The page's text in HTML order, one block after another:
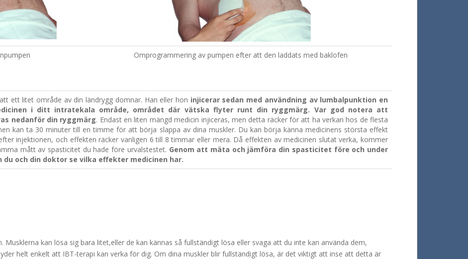
Omprogrammering av pumpen efter att den laddats med baklofen
ett litet område av din ländrygg domnar. Han eller hon injicerar sedan med användning av lumbalpunktion en
i ditt intratekala område, området där vätska flyter runt din ryggmärg. Var god notera att
nedanför din ryggmärg. Endast en liten mängd medicin injiceras, men detta räcker för att ha verkan hos de flesta
kan ta 30 minuter till en timme för att börja slappa av dina muskler. Du kan börja känna medicinens största effekt
injektionen, och effekten räcker vanligen 6 till 8 timmar eller mera. Då effekten av medicinen slutat verka, kommer
mått av spasticitet du hade före urvalstestet. Genom att mäta och jämföra din spasticitet före och under
och din doktor se vilka effekter medicinen har.
Musklerna kan lösa sig bara litet,eller de kan kännas så fullständigt lösa eller svaga att du inte kan använda dem,
helt enkelt att IBT-terapi kan verka för dig. Om dina muskler blir fullständigt lösa, är det viktigt att inse att detta är